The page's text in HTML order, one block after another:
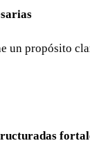
un propósito